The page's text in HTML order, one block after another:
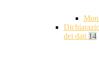
dei dati 14